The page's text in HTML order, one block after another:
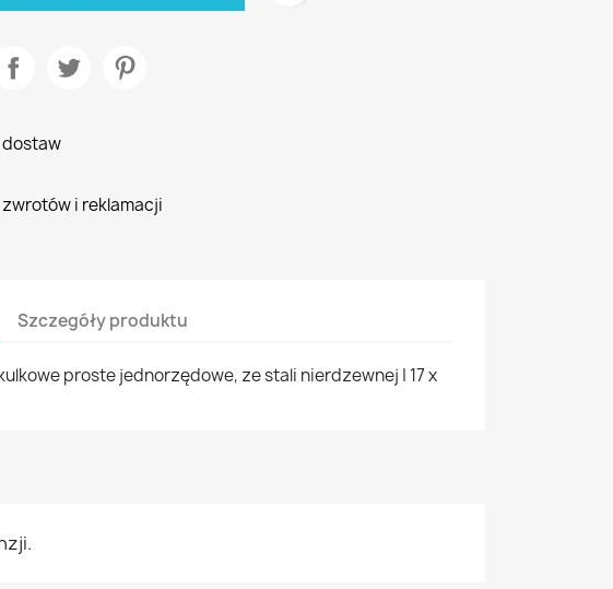
i reklamacji
Szczegóły produktu
proste jednorzędowe, ze stali nierdzewnej | 17 x